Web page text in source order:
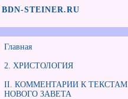
BDN-STEINER.RU
Главная
2. ХРИСТОЛОГИЯ
II. КОММЕНТАРИИ К ТЕКСТАМ
НОВОГО ЗАВЕТА